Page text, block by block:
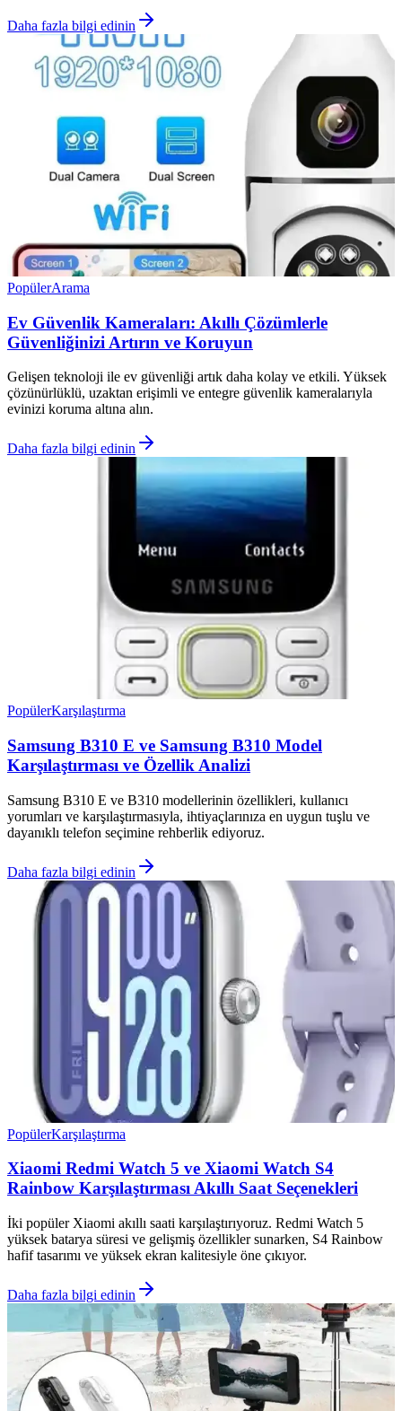
Daha fazla bilgi edinin
PopülerArama
Ev Güvenlik Kameraları: Akıllı Çözümlerle
Güvenliğinizi Artırın ve Koruyun
Gelişen teknoloji ile ev güvenliği artık daha kolay ve etkili. Yüksek
çözünürlüklü, uzaktan erişimli ve entegre güvenlik kameralarıyla
evinizi koruma altına alın.
Daha fazla bilgi edinin
PopülerKarşılaştırma
Samsung B310 E ve Samsung B310 Model
Karşılaştırması ve Özellik Analizi
Samsung B310 E ve B310 modellerinin özellikleri, kullanıcı
yorumları ve karşılaştırmasıyla, ihtiyaçlarınıza en uygun tuşlu ve
dayanıklı telefon seçimine rehberlik ediyoruz.
Daha fazla bilgi edinin
PopülerKarşılaştırma
Xiaomi Redmi Watch 5 ve Xiaomi Watch S4
Rainbow Karşılaştırması Akıllı Saat Seçenekleri
İki popüler Xiaomi akıllı saati karşılaştırıyoruz. Redmi Watch 5
yüksek batarya süresi ve gelişmiş özellikler sunarken, S4 Rainbow
hafif tasarımı ve yüksek ekran kalitesiyle öne çıkıyor.
Daha fazla bilgi edinin